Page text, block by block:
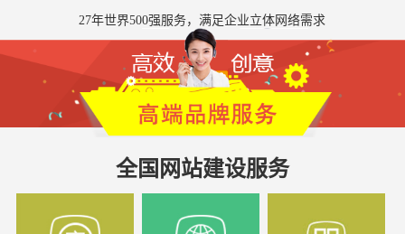
27年世界500强服务，满足企业立体网络需求
全国网站建设服务